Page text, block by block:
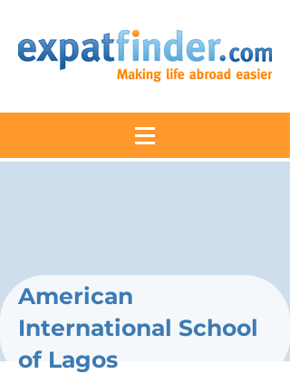
American
International School
of Lagos